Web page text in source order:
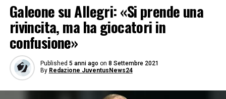
Galeone su Allegri: «Si prende una
rivincita, ma ha giocatori in
confusione»
Published 5 anni ago on 8 Settembre 2021
By Redazione JuventusNews24